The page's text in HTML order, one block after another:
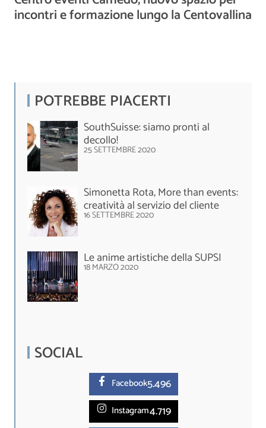
incontri e formazione lungo la Centovallina
POTREBBE PIACERTI
SouthSuisse: siamo pronti al
decollo!
25 SETTEMBRE 2020
Simonetta Rota, More than events:
creatività al servizio del cliente
16 SETTEMBRE 2020
Le anime artistiche della SUPSI
18 MARZO 2020
SOCIAL
Facebook5.496
Instagram4.719